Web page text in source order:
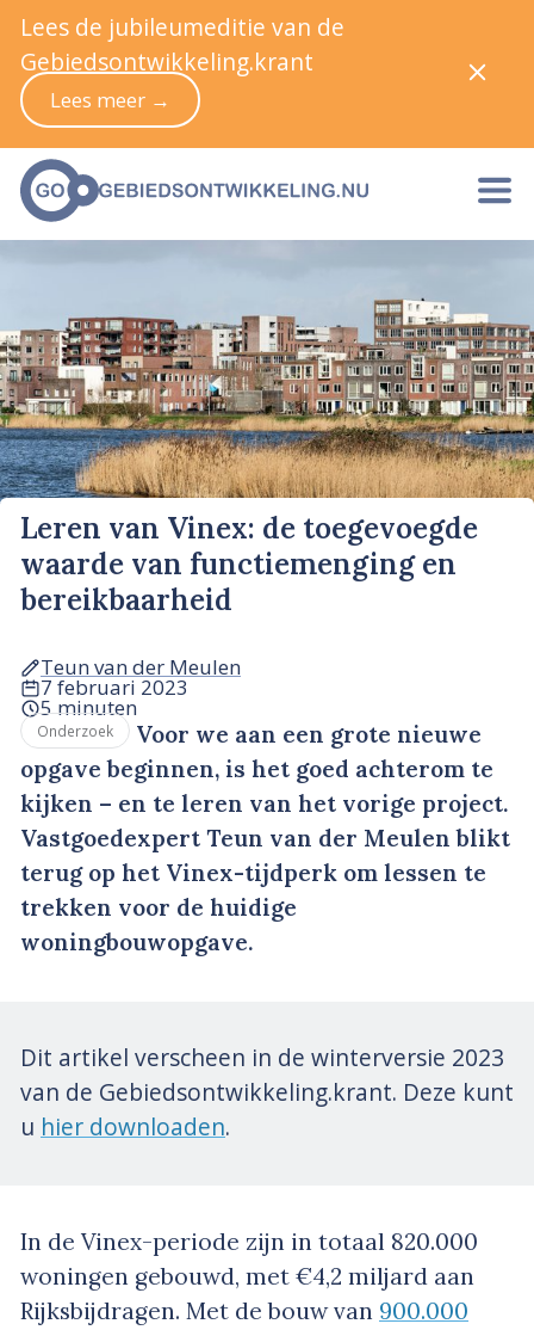
Leren van Vinex: de toegevoegde
waarde van functiemenging en
bereikbaarheid
Teun van der Meulen
7 februari 2023
5 minuten
Onderzoek
Voor we aan een grote nieuwe
opgave beginnen, is het goed achterom te
kijken – en te leren van het vorige project.
Vastgoedexpert Teun van der Meulen blikt
terug op het Vinex-tijdperk om lessen te
trekken voor de huidige
woningbouwopgave.
Dit artikel verscheen in de winterversie 2023
van de Gebiedsontwikkeling.krant. Deze kunt
u hier downloaden.
In de Vinex-periode zijn in totaal 820.000
woningen gebouwd, met €4,2 miljard aan
Rijksbijdragen. Met de bouw van 900.000
Lees de jubileumeditie van de
Gebiedsontwikkeling.krant
Lees meer →